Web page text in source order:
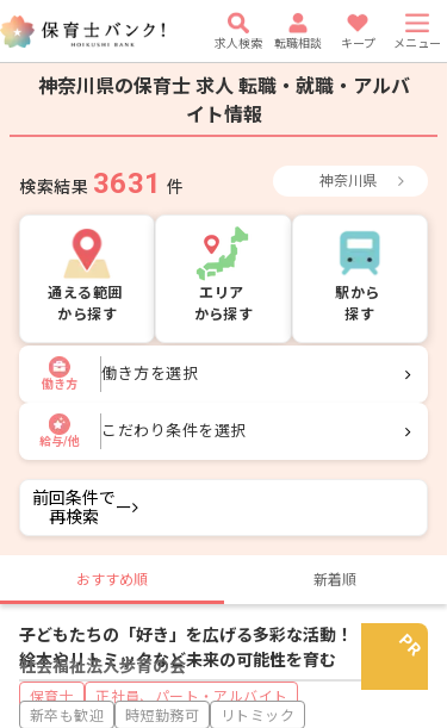
求人検索 転職相談 キープ メニュー
神奈川県の保育士 求人 転職・就職・アルバ
イト情報
検索結果 3631 件 神奈川県
通える範囲
から探す
エリア
から探す
駅から
探す
働き方
働き方を選択
給与/他
こだわり条件を選択
前回条件で
再検索
ー
おすすめ順 新着順
社会福祉法人歩育の会
保育士 正社員、パート・アルバイト
子どもたちの「好き」を広げる多彩な活動！
絵本やリトミックなど未来の可能性を育む
新卒も歓迎 時短勤務可
リトミック